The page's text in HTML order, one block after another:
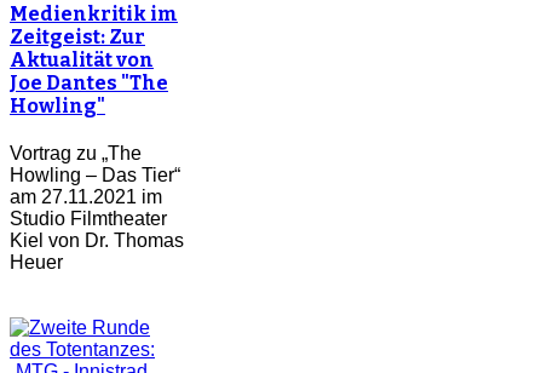
Medienkritik im
Zeitgeist: Zur
Aktualität von
Joe Dantes "The
Howling"
Vortrag zu „The
Howling – Das Tier“
am 27.11.2021 im
Studio Filmtheater
Kiel von Dr. Thomas
Heuer